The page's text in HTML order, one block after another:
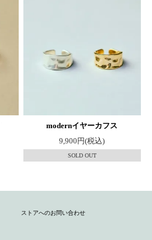
modernイヤーカフス
9,900円(税込)
SOLD OUT
ストアへのお問い合わせ